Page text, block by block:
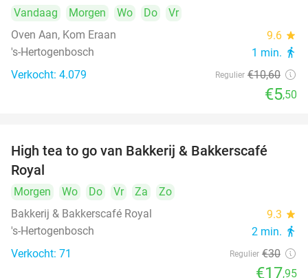
Vandaag Morgen Wo Do
Vr
Oven Aan, Kom Eraan
9.6 star
's-Hertogenbosch 1 min. directions_walk
Verkocht: 4.079 Regulier €10,60
€5,50
40%
High tea to go van Bakkerij & Bakkerscafé
Royal
Morgen Wo Do Vr Za
Zo
Bakkerij & Bakkerscafé Royal
9.3 star
's-Hertogenbosch 2 min. directions_walk
Verkocht: 71 Regulier €30
€17,95